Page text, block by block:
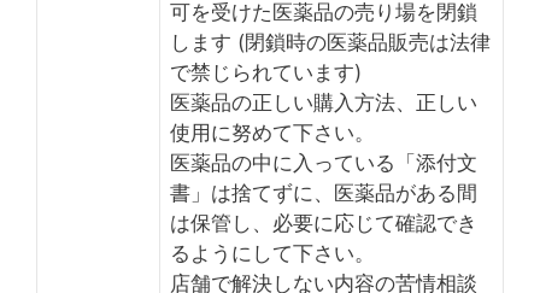
可を受けた医薬品の売り場を閉鎖
します (閉鎖時の医薬品販売は法律
で禁じられています)
医薬品の正しい購入方法、正しい
使用に努めて下さい。
医薬品の中に入っている「添付文
書」は捨てずに、医薬品がある間
は保管し、必要に応じて確認でき
るようにして下さい。
店舗で解決しない内容の苦情相談